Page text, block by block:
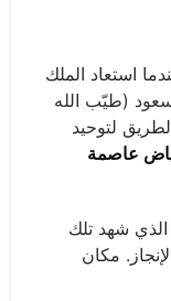
كان عام 1902م — عندما استعاد الملك
(طيّب الله
لتوحيد
عاصمة
شهد تلك
مكان